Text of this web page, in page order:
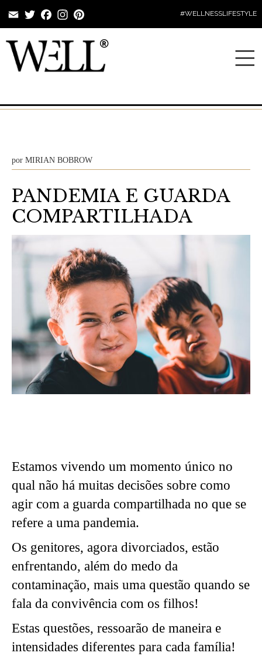
EmailTwitterFacebookInstagram #WELLNESSLIFESTYLE
por MIRIAN BOBROW
PANDEMIA E GUARDA
COMPARTILHADA
Estamos vivendo um momento único no
qual não há muitas decisões sobre como
agir com a guarda compartilhada no que se
refere a uma pandemia.
Os genitores, agora divorciados, estão
enfrentando, além do medo da
contaminação, mais uma questão quando se
fala da convivência com os filhos!
Estas questões, ressoarão de maneira e
intensidades diferentes para cada família!